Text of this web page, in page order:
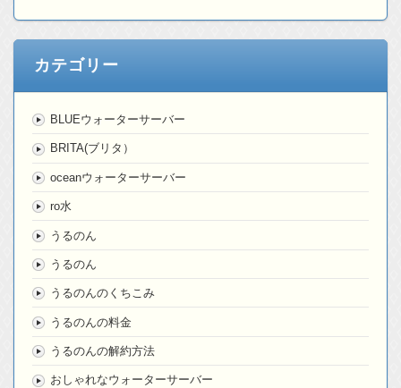
カテゴリー
BLUEウォーターサーバー
BRITA(ブリタ）
oceanウォーターサーバー
ro水
うるのん
うるのん
うるのんのくちこみ
うるのんの料金
うるのんの解約方法
おしゃれなウォーターサーバー